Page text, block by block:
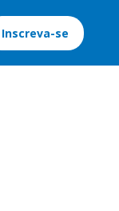
Inscreva-se